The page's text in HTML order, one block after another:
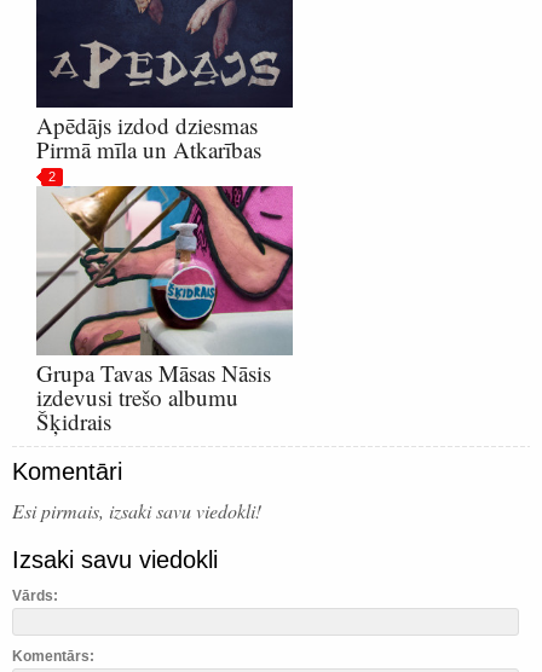
Apēdājs izdod dziesmas
Pirmā mīla un Atkarības
2
Grupa Tavas Māsas Nāsis
izdevusi trešo albumu
Šķidrais
Komentāri
Esi pirmais, izsaki savu viedokli!
Izsaki savu viedokli
Vārds:
Komentārs: